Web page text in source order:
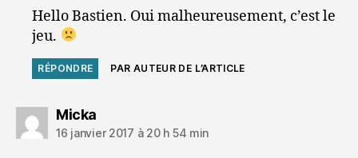
Hello Bastien. Oui malheureusement, c’est le
jeu.
RÉPONDRE PAR AUTEUR DE L’ARTICLE
Mickadit :
16 janvier 2017 à 20 h 54 min